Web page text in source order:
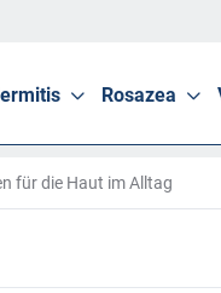
Rosazea
für die Haut im Alltag